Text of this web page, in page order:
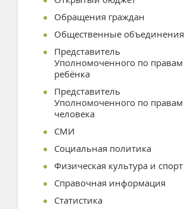
Обращения граждан
Общественные объединения
Представитель
Уполномоченного по правам
ребёнка
Представитель
Уполномоченного по правам
человека
СМИ
Социальная политика
Физическая культура и спорт
Справочная информация
Статистика